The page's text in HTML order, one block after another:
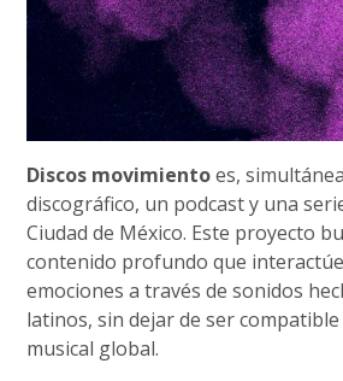
Discos movimientoes,
discográfico, un podcast y una
Ciudad de México. Este proyecto
contenido profundo que
emociones a través de sonidos
latinos, sin dejar de ser
musical global.